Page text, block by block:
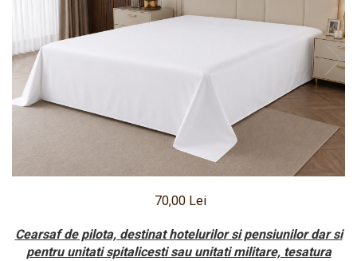
Pritectii saltele Matlasate
Cearsafuri si Fete de Perne
Fete de masa
70,00 Lei
Cearsaf de pilota, destinat hotelurilor si pensiunilor dar si
pentru unitati spitalicesti sau unitati militare, tesatura